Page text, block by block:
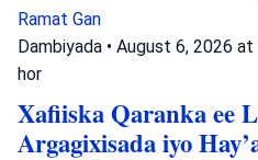
Ramat Gan
Dambiyada • August 6, 2026 at
hor
Xafiiska Qaranka ee
Argagixisada iyo